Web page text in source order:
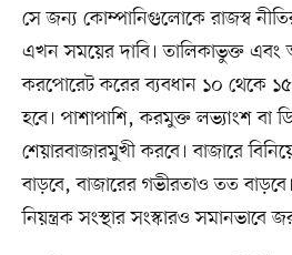
সে জন্য কোম্পানিগুলোকে রাজস্ব
এখন সময়ের দাবি। তালিকাভুক্ত এবং
করপোরেট করের ব্যবধান ১০ থেকে
হবে। পাশাপাশি, করমুক্ত লভ্যাংশ বা
শেয়ারবাজারমুখী করবে। বাজারে
বাড়বে, বাজারের গভীরতাও তত
নিয়ন্ত্রক সংস্থার সংস্কারও সমানভাবে